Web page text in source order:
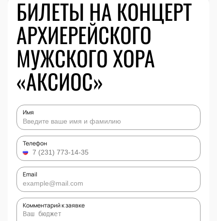
БИЛЕТЫ НА КОНЦЕРТ
АРХИЕРЕЙСКОГО
МУЖСКОГО ХОРА
«АКСИОС»
Имя
Телефон
Email
Комментарий к заявке